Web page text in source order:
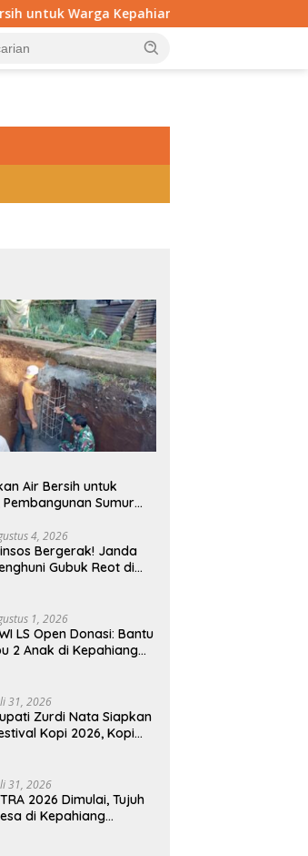
Pembangunan Sumur Bor Capai 75
Air Bersih untuk
Sumur
4, 2026
Bergerak! Janda
Gubuk Reot di
1, 2026
LS Open Donasi: Bantu
2 Anak di Kepahiang
31, 2026
Zurdi Nata Siapkan
Kopi 2026, Kopi
31, 2026
2026 Dimulai, Tujuh
di Kepahiang